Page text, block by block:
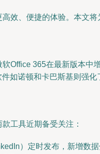
效、便捷的体验。本文
Office 365在最新版本
如诺顿和卡巴斯基则强
工具近期备受关注：
）定时发布，新增数